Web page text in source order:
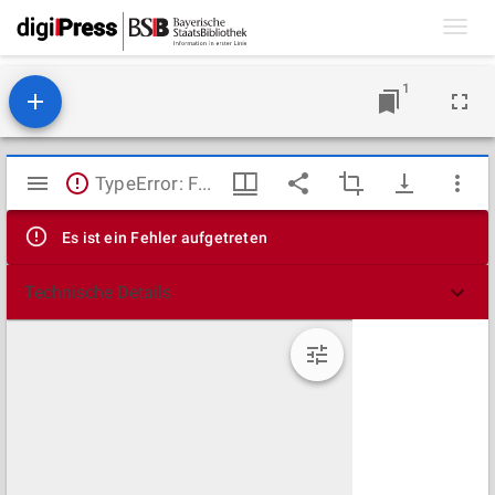
1
Mirador
Viewer
TypeError: Failed to fetch
Es ist ein Fehler aufgetreten
Technische Details